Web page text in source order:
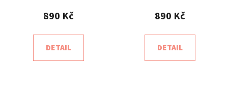
890 Kč
DETAIL
890 Kč
DETAIL